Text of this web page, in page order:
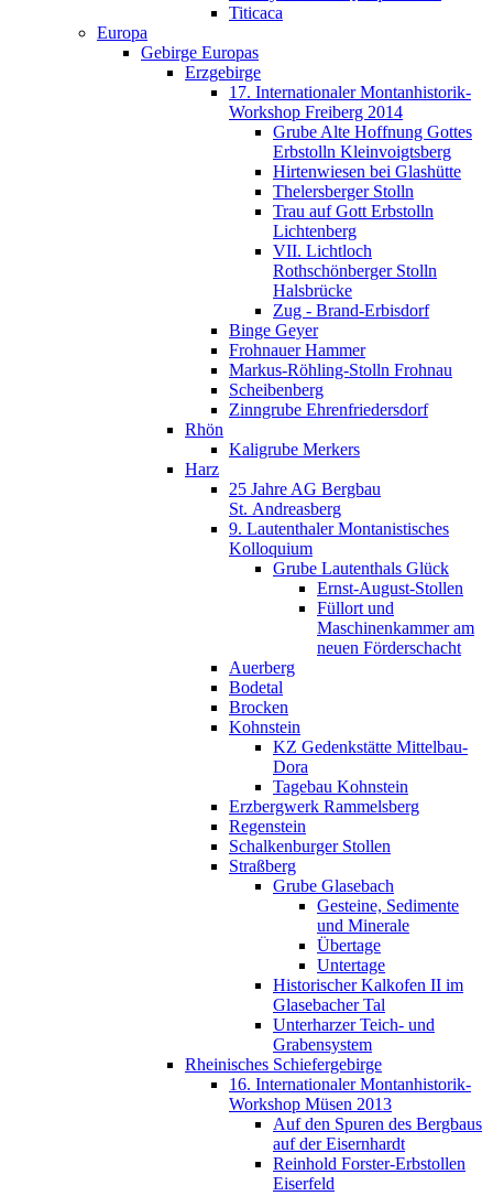
Titicaca
Europa
Gebirge Europas
Erzgebirge
17. Internationaler Montanhistorik-
Workshop Freiberg 2014
Grube Alte Hoffnung Gottes
Erbstolln Kleinvoigtsberg
Hirtenwiesen bei Glashütte
Thelersberger Stolln
Trau auf Gott Erbstolln
Lichtenberg
VII. Lichtloch
Rothschönberger Stolln
Halsbrücke
Zug - Brand-Erbisdorf
Binge Geyer
Frohnauer Hammer
Markus-Röhling-Stolln Frohnau
Scheibenberg
Zinngrube Ehrenfriedersdorf
Rhön
Kaligrube Merkers
Harz
25 Jahre AG Bergbau
St. Andreasberg
9. Lautenthaler Montanistisches
Kolloquium
Grube Lautenthals Glück
Ernst-August-Stollen
Füllort und
Maschinenkammer am
neuen Förderschacht
Auerberg
Bodetal
Brocken
Kohnstein
KZ Gedenkstätte Mittelbau-
Dora
Tagebau Kohnstein
Erzbergwerk Rammelsberg
Regenstein
Schalkenburger Stollen
Straßberg
Grube Glasebach
Gesteine, Sedimente
und Minerale
Übertage
Untertage
Historischer Kalkofen II im
Glasebacher Tal
Unterharzer Teich- und
Grabensystem
Rheinisches Schiefergebirge
16. Internationaler Montanhistorik-
Workshop Müsen 2013
Auf den Spuren des Bergbaus
auf der Eisernhardt
Reinhold Forster-Erbstollen
Eiserfeld